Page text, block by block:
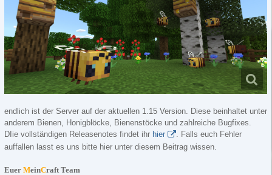
endlich ist der Server auf der aktuellen 1.15 Version. Diese beinhaltet unter
anderem Bienen, Honigblöcke, Bienenstöcke und zahlreiche Bugfixes.
DIie vollständigen Releasenotes findet ihr hier
. Falls euch Fehler
auffallen lasst es uns bitte hier unter diesem Beitrag wissen.
Euer MeinCraft Team